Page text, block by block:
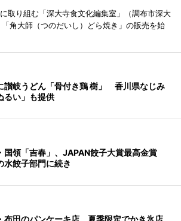
取り組む「深大寺食文化編集室」（調布市深大
角大師（つのだいし）どら焼き」の販売を始
讃岐うどん「骨付き鶏 樹」 香川県なじみ
るい」も提供
国領「吉春」、JAPAN餃子大賞最高金賞
水餃子部門に続き
布田のパンケーキ店、夏季限定でかき氷店